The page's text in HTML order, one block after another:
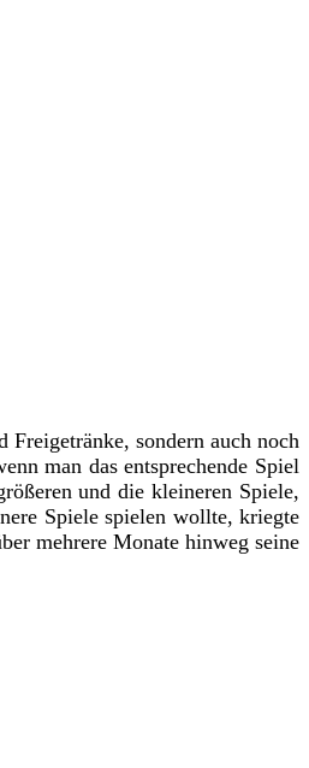
sondern auch noch
man das entsprechende Spiel
und die kleineren Spiele,
Spiele spielen wollte, kriegte
mehrere Monate hinweg seine